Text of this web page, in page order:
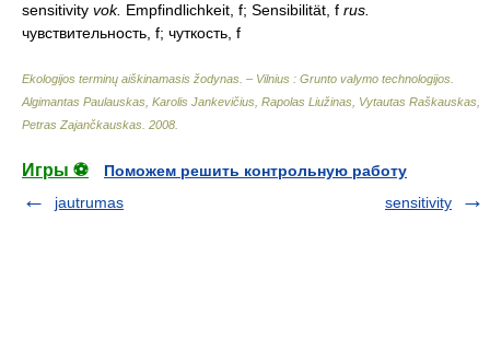
sensitivity vok. Empfindlichkeit, f; Sensibilität, f rus.
чувствительность, f; чуткость, f
Ekologijos terminų aiškinamasis žodynas. – Vilnius : Grunto valymo technologijos
Algimantas Paulauskas, Karolis Jankevičius, Rapolas Liužinas, Vytautas Raškauskas,
Petras Zajančkauskas 2008
Игры ⚽
Поможем решить контрольную работу
jautrumas
sensitivity